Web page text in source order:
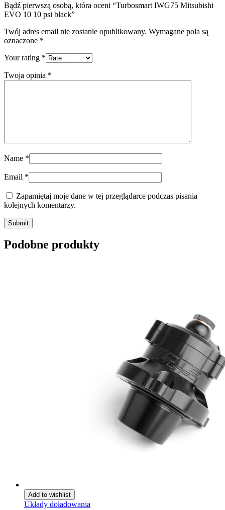
Bądź pierwszą osobą, która oceni “Turbosmart IWG75 Mitsubishi
EVO 10 10 psi black”
Twój adres email nie zostanie opublikowany. Wymagane pola są
oznaczone *
Your rating *
Twoja opinia *
Name *
Email *
Zapamiętaj moje dane w tej przeglądarce podczas pisania
kolejnych komentarzy.
Submit
Podobne produkty
Add to wishlist
Układy doładowania